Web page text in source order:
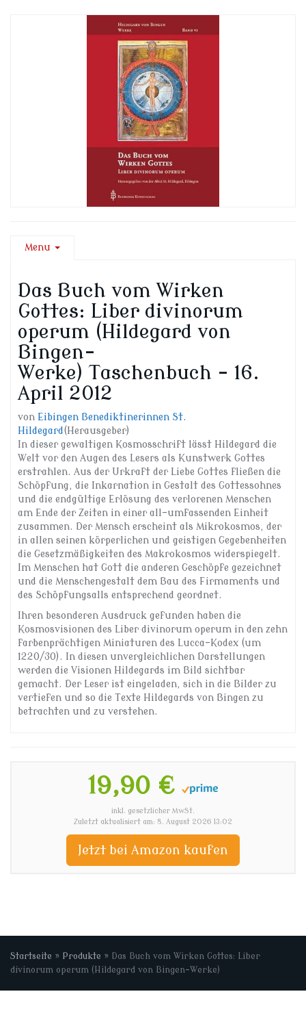
Menu
Das Buch vom Wirken
Gottes: Liber divinorum
operum (Hildegard von
Bingen-
Werke)Taschenbuch – 16.
April 2012
von Eibingen Benediktinerinnen St.
Hildegard(Herausgeber)
In dieser gewaltigen Kosmosschrift lässt Hildegard die
Welt vor den Augen des Lesers als Kunstwerk Gottes
erstrahlen. Aus der Urkraft der Liebe Gottes fließen die
Schöpfung, die Inkarnation in Gestalt des Gottessohnes
und die endgültige Erlösung des verlorenen Menschen
am Ende der Zeiten in einer all-umfassenden Einheit
zusammen. Der Mensch erscheint als Mikrokosmos, der
in allen seinen körperlichen und geistigen Gegebenheiten
die Gesetzmäßigkeiten des Makrokosmos widerspiegelt.
Im Menschen hat Gott die anderen Geschöpfe gezeichnet
und die Menschengestalt dem Bau des Firmaments und
des Schöpfungsalls entsprechend geordnet.
Ihren besonderen Ausdruck gefunden haben die
Kosmosvisionen des Liber divinorum operum in den zehn
farbenprächtigen Miniaturen des Lucca-Kodex (um
1220/30). In diesen unvergleichlichen Darstellungen
werden die Visionen Hildegards im Bild sichtbar
gemacht. Der Leser ist eingeladen, sich in die Bilder zu
vertiefen und so die Texte Hildegards von Bingen zu
betrachten und zu verstehen.
19,90 €
inkl. gesetzlicher MwSt.
Zuletzt aktualisiert am: 8. August 2026 13:02
Jetzt bei Amazon kaufen
Startseite » Produkte » Das Buch vom Wirken Gottes: Liber
divinorum operum (Hildegard von Bingen-Werke)